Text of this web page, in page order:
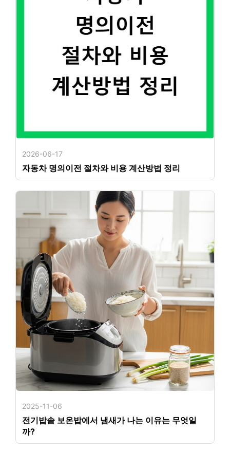
2026-06-17
자동차 명의이전 절차와 비용 계산방법 정리
2025-11-06
전기밥솥 보온밥에서 냄새가 나는 이유는 무엇일
까?